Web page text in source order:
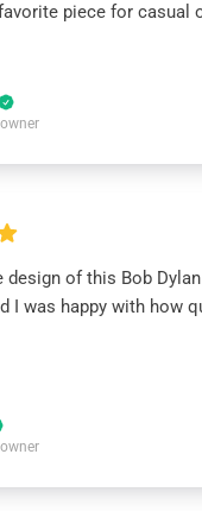
piece for casual
design of this Bob
I was happy with how